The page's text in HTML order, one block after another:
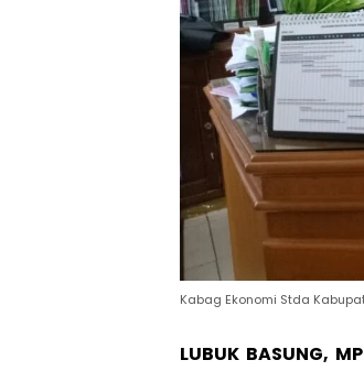
Kabag Ekonomi Stda
LUBUK BASUNG, MP